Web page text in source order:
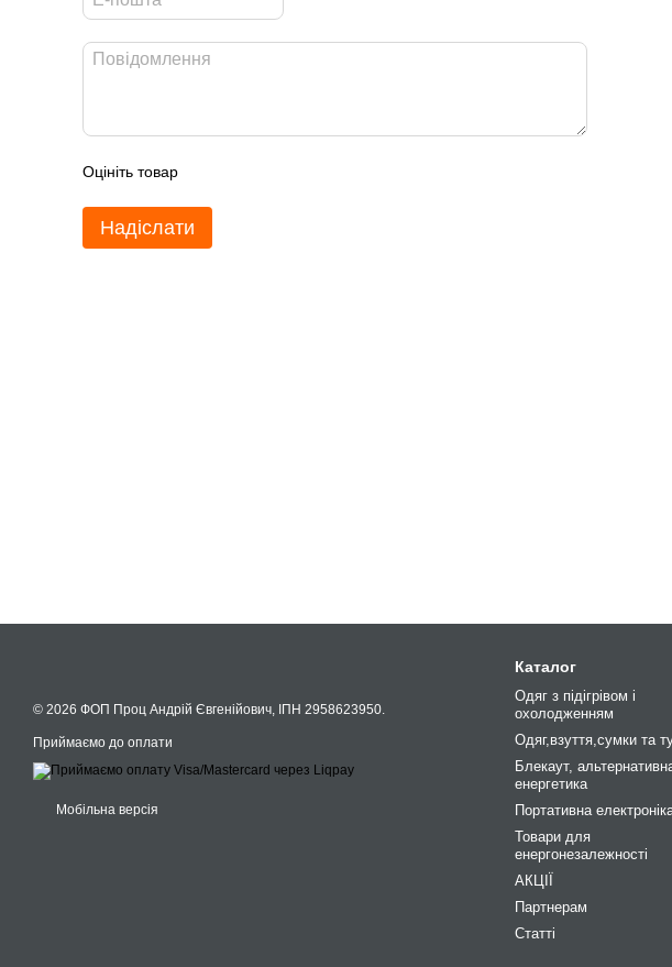
Оцініть товар
Надіслати
© 2026 ФОП Проц Андрій Євгенійович, ІПН 2958623950.
Приймаємо до оплати
Мобільна версія
Каталог
Одяг з підігрівом і
охолодженням
Одяг,взуття,сумки та
Блекаут,
енергетика
Портативна
Товари для
енергонезалежності
АКЦІЇ
Партнерам
Статті